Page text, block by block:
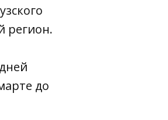
регион.
до